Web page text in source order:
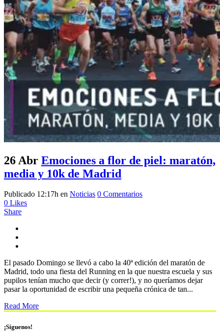
26 Abr Emociones a flor de piel: maratón,
media y 10k de Madrid
Publicado 12:17h en Noticias 0 Comentarios
0 Likes
Share
El pasado Domingo se llevó a cabo la 40ª edición del maratón de
Madrid, todo una fiesta del Running en la que nuestra escuela y sus
pupilos tenían mucho que decir (y correr!), y no queríamos dejar
pasar la oportunidad de escribir una pequeña crónica de tan...
Read More
¡Síguenos!